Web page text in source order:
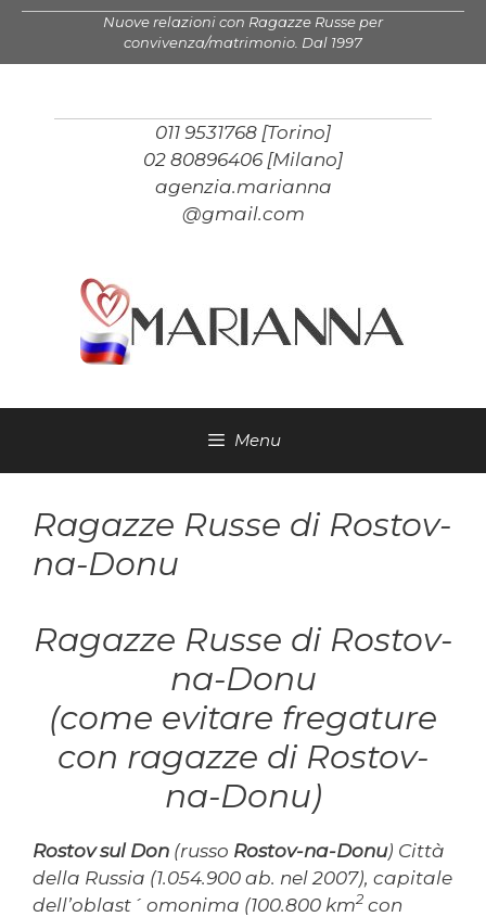
Vai
contenuto
Nuove relazioni con Ragazze Russe per
convivenza/matrimonio. Dal 1997
011 9531768 [Torino]
02 80896406 [Milano]
agenzia.marianna
@gmail.com
Menu
Ragazze Russe di Rostov-
na-Donu
Ragazze Russe di Rostov-
na-Donu
(come evitare fregature
con ragazze di Rostov-
na-Donu)
Rostov sul Don (russo Rostov-na-Donu) Città
della Russia (1.054.900 ab. nel 2007), capitale
dell’oblast´ omonima (100.800 km2 con